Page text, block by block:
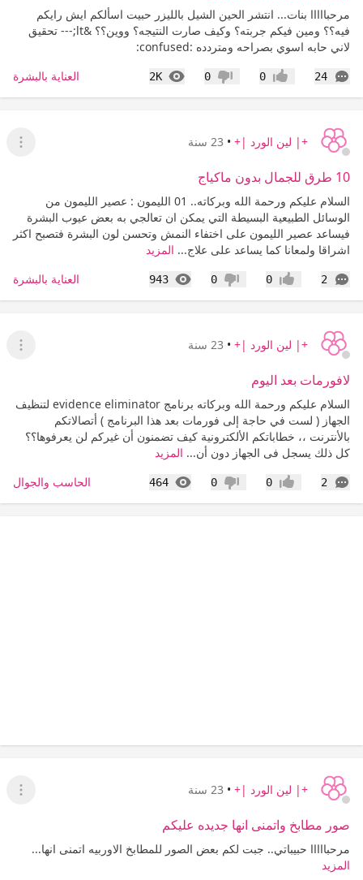
مرحبااااا بنات... انتشر الحين الشيل بالليزر حبيت اسألكم ايش رايكم
فيه؟؟ ومين فيكم جربته؟ وكيف صارت النتيجه؟ ووين؟؟ &lt;--- تحقيق
لاني حابه اسوي بصراحه ومتردده :confused:
24
التعليقات إعجاب0 عدم إعجاب
0
2K
المشاهدات العناية بالبشرة
+| لين الورد |+ • 23 سنة
عرض
10 طرق للجمال بدون ماكياج
السلام عليكم ورحمة الله وبركاته.. 01 الليمون : عصير الليمون من
الوسائل الطبيعية البسيطة التي يمكن ان تعالجي به بعض عيوب البشرة
فيساعد عصير الليمون على اختفاء النمش وتحسن لون البشرة فتصبح اكثر
اشراقا ولمعانا كما يساعد على علاج... المزيد
2
التعليقات إعجاب0 عدم إعجاب
0
943
المشاهدات العناية بالبشرة
+| لين الورد |+ • 23 سنة
عرض
لافورمات بعد اليوم
السلام عليكم ورحمة الله وبركاته برنامج evidence eliminator لتنظيف
الجهاز ( لست في حاجة إلى فورمات بعد هذا البرنامج ) أتصالاتكم
بالأنترنت ،، خطاباتكم الألكترونية كيف تضمنون أن غيركم لن يعرفوها؟؟
كل ذلك يسجل فى الجهاز دون أن... المزيد
2
التعليقات إعجاب0 عدم إعجاب
0
464
المشاهدات الحاسب والجوال
+| لين الورد |+ • 23 سنة
عرض
صور مطابخ واتمنى انها جديده عليكم
مرحبااااا حبيباتي.. جبت لكم بعض الصور للمطابخ الاوربيه اتمنى انها...
المزيد